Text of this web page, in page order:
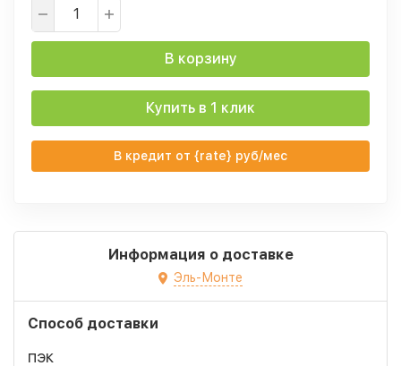
В корзину
Купить в 1 клик
В кредит от {rate} руб/мес
Информация о доставке
Эль-Монте
Способ доставки
ПЭК